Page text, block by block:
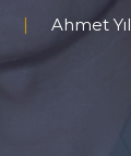
Ahmet